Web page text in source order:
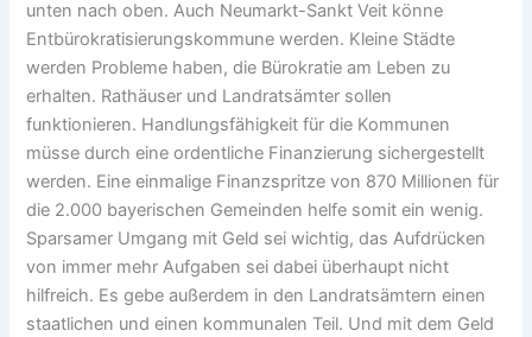
unten nach oben. Auch Neumarkt-Sankt Veit könne
Entbürokratisierungskommune werden. Kleine Städte
werden Probleme haben, die Bürokratie am Leben zu
erhalten. Rathäuser und Landratsämter sollen
funktionieren. Handlungsfähigkeit für die Kommunen
müsse durch eine ordentliche Finanzierung sichergestellt
werden. Eine einmalige Finanzspritze von 870 Millionen für
die 2.000 bayerischen Gemeinden helfe somit ein wenig.
Sparsamer Umgang mit Geld sei wichtig, das Aufdrücken
von immer mehr Aufgaben sei dabei überhaupt nicht
hilfreich. Es gebe außerdem in den Landratsämtern einen
staatlichen und einen kommunalen Teil. Und mit dem Geld